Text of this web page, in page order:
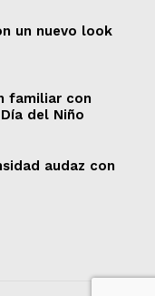
un nuevo look
familiar con
del Niño
audaz con